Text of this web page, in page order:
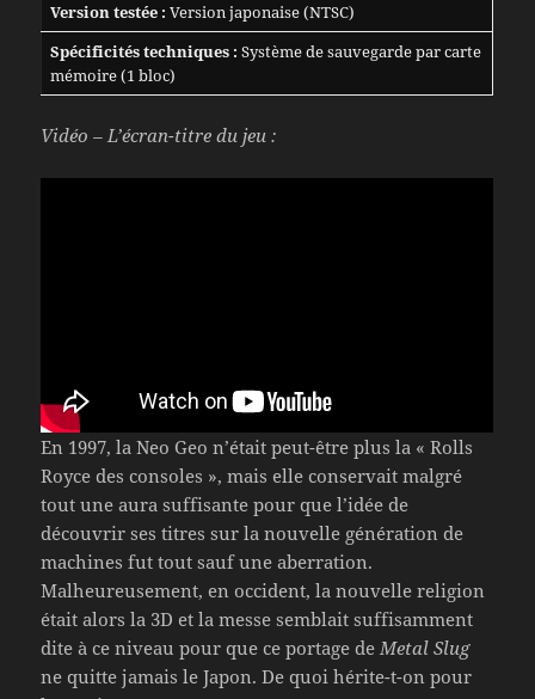
Version testée : Version japonaise (NTSC)
Spécificités techniques : Système de sauvegarde par carte
mémoire (1 bloc)
Vidéo – L’écran-titre du jeu :
En 1997, la Neo Geo n’était peut-être plus la « Rolls
Royce des consoles », mais elle conservait malgré
tout une aura suffisante pour que l’idée de
découvrir ses titres sur la nouvelle génération de
machines fut tout sauf une aberration.
Malheureusement, en occident, la nouvelle religion
était alors la 3D et la messe semblait suffisamment
dite à ce niveau pour que ce portage deMetal Slug
ne quitte jamais le Japon. De quoi hérite-t-on pour